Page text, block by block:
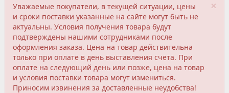
×
Уважаемые покупатели, в текущей ситуации, цены
и сроки поставки указанные на сайте могут быть не
актуальны. Условия получения товара будут
подтверждены нашими сотрудниками после
оформления заказа. Цена на товар действительна
только при оплате в день выставления счета. При
оплате на следующий день или позже, цена на товар
и условия поставки товара могут измениться.
Приносим извинения за доставленные неудобства!